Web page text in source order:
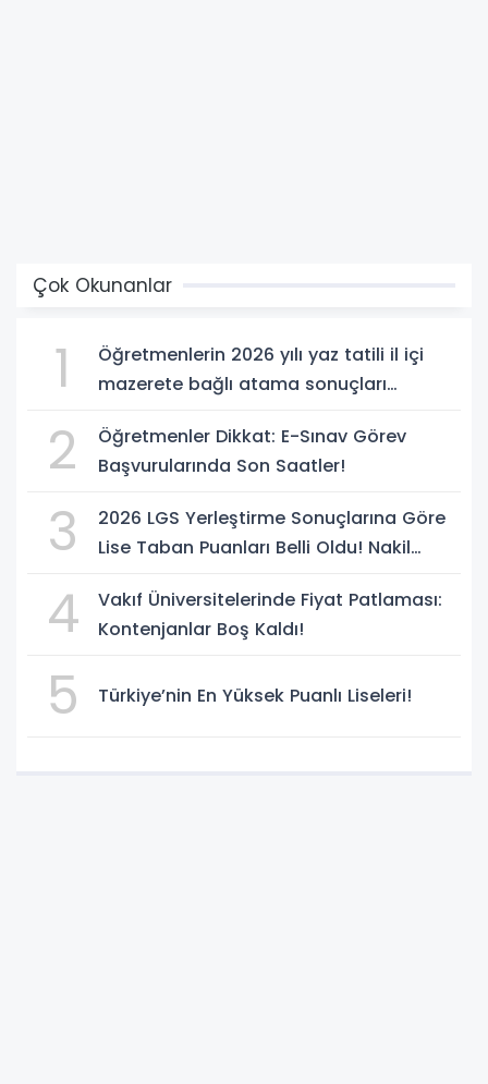
Çok Okunanlar
1
Öğretmenlerin 2026 yılı yaz tatili il içi
mazerete bağlı atama sonuçları
2
Öğretmenler Dikkat: E-Sınav Görev
Başvurularında Son Saatler!
3
2026 LGS Yerleştirme Sonuçlarına Göre
Lise Taban Puanları Belli Oldu! Nakil
4
Vakıf Üniversitelerinde Fiyat Patlaması:
Kontenjanlar Boş Kaldı!
5 Türkiye’nin En Yüksek Puanlı Liseleri!